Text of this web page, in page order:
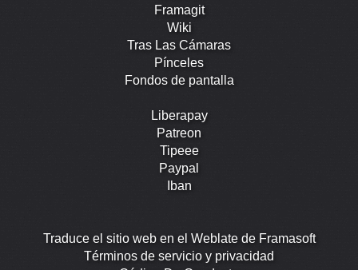
Framagit
Wiki
Tras Las Cámaras
Pínceles
Fondos de pantalla
Liberapay
Patreon
Tipeee
Paypal
Iban
Traduce el sitio web en el Weblate de Framasoft
Términos de servicio y privacidad